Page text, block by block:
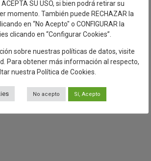
SU USO, si bien podrá retirar su
momento. También puede RECHAZAR la
en “No Acepto" o CONFIGURAR la
clicando en “Configurar Cookies”.
sobre nuestras políticas de datos, visite
. Para obtener más información al respecto,
nuestra Política de Cookies.
No acepto Sí, Acepto